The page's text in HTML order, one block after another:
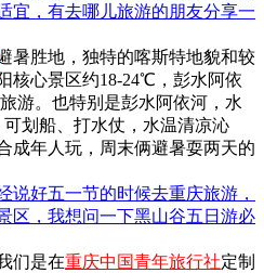
宜，有去哪儿旅游的朋友分享一
暑胜地，独特的喀斯特地貌和较
核心景区约18-24℃，彭水阿依
游。也特别是彭水阿依河，水
划船、打水仗，水温清凉沁
成年人玩，周末俩避暑耍两天的
说好五一节的时候去重庆旅游，
区，我想问一下黑山谷五日游必
们是在重庆中国青年旅行社定制